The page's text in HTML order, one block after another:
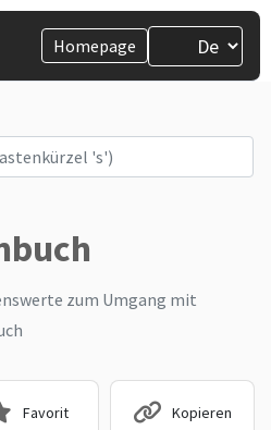
Homepage
zum Umgang mit
Favorit Kopieren